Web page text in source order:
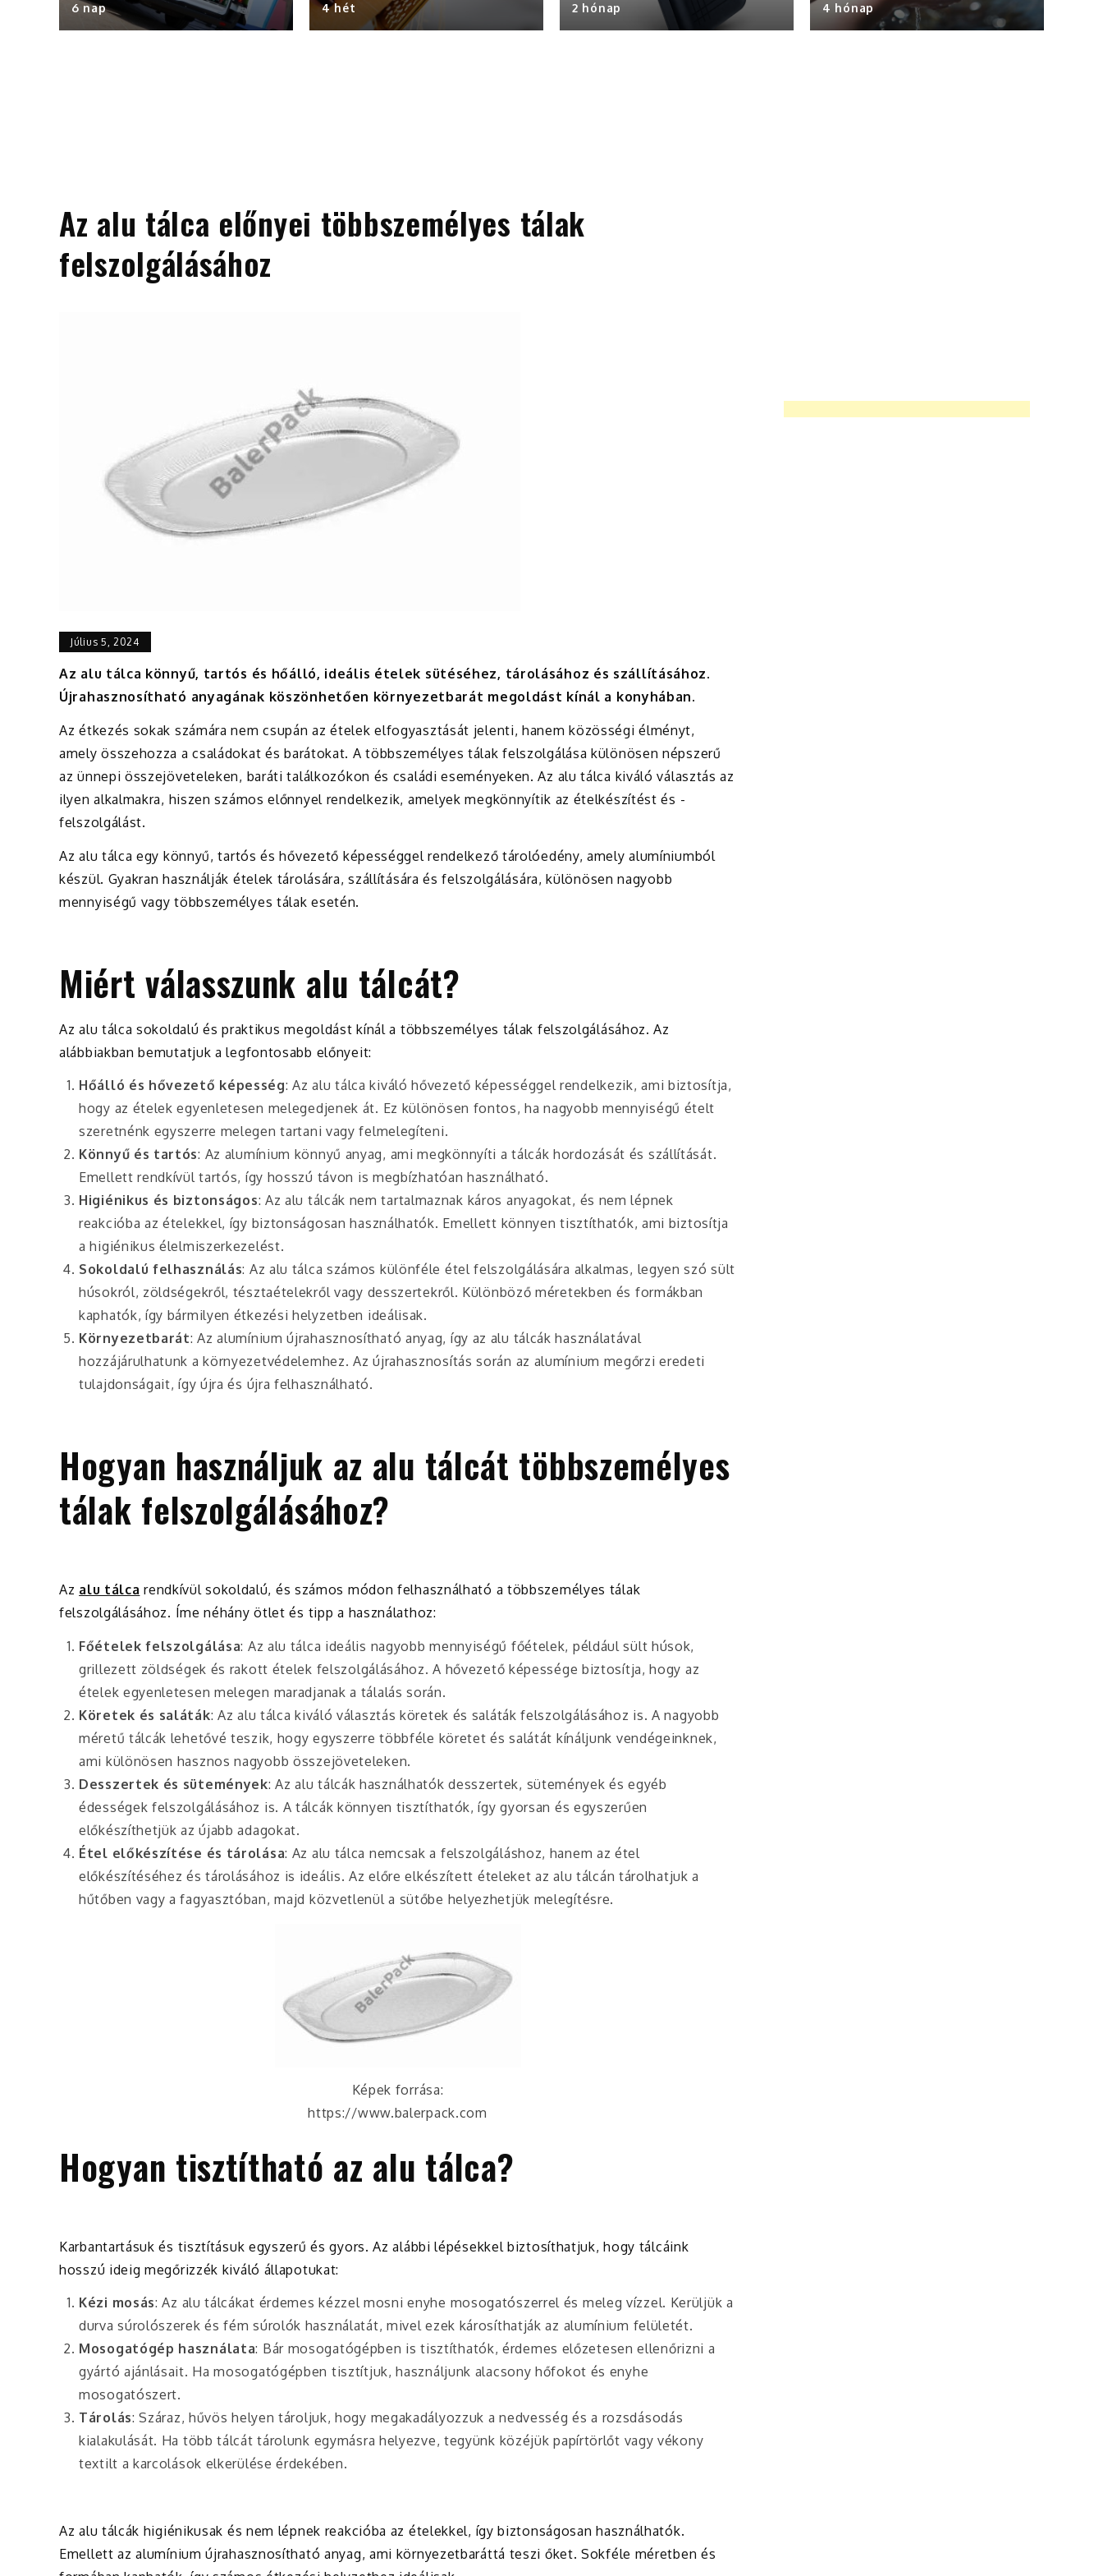
6 nap 4 hét 2 hónap 4 hónap
Az alu tálca előnyei többszemélyes tálak
felszolgálásához
Július 5, 2024
Az alu tálca könnyű, tartós és hőálló, ideális ételek sütéséhez, tárolásához és szállításához.
Újrahasznosítható anyagának köszönhetően környezetbarát megoldást kínál a konyhában.
Az étkezés sokak számára nem csupán az ételek elfogyasztását jelenti, hanem közösségi élményt,
amely összehozza a családokat és barátokat. A többszemélyes tálak felszolgálása különösen népszerű
az ünnepi összejöveteleken, baráti találkozókon és családi eseményeken. Az alu tálca kiváló választás az
ilyen alkalmakra, hiszen számos előnnyel rendelkezik, amelyek megkönnyítik az ételkészítést és -
felszolgálást.
Az alu tálca egy könnyű, tartós és hővezető képességgel rendelkező tárolóedény, amely alumíniumból
készül. Gyakran használják ételek tárolására, szállítására és felszolgálására, különösen nagyobb
mennyiségű vagy többszemélyes tálak esetén.
Miért válasszunk alu tálcát?
Az alu tálca sokoldalú és praktikus megoldást kínál a többszemélyes tálak felszolgálásához. Az
alábbiakban bemutatjuk a legfontosabb előnyeit:
Hőálló és hővezető képesség: Az alu tálca kiváló hővezető képességgel rendelkezik, ami biztosítja,
hogy az ételek egyenletesen melegedjenek át. Ez különösen fontos, ha nagyobb mennyiségű ételt
szeretnénk egyszerre melegen tartani vagy felmelegíteni.
Könnyű és tartós: Az alumínium könnyű anyag, ami megkönnyíti a tálcák hordozását és szállítását.
Emellett rendkívül tartós, így hosszú távon is megbízhatóan használható.
Higiénikus és biztonságos: Az alu tálcák nem tartalmaznak káros anyagokat, és nem lépnek
reakcióba az ételekkel, így biztonságosan használhatók. Emellett könnyen tisztíthatók, ami biztosítja
a higiénikus élelmiszerkezelést.
Sokoldalú felhasználás: Az alu tálca számos különféle étel felszolgálására alkalmas, legyen szó sült
húsokról, zöldségekről, tésztaételekről vagy desszertekről. Különböző méretekben és formákban
kaphatók, így bármilyen étkezési helyzetben ideálisak.
Környezetbarát: Az alumínium újrahasznosítható anyag, így az alu tálcák használatával
hozzájárulhatunk a környezetvédelemhez. Az újrahasznosítás során az alumínium megőrzi eredeti
tulajdonságait, így újra és újra felhasználható.
Hogyan használjuk az alu tálcát többszemélyes
tálak felszolgálásához?
Az alu tálca rendkívül sokoldalú, és számos módon felhasználható a többszemélyes tálak
felszolgálásához. Íme néhány ötlet és tipp a használathoz:
Főételek felszolgálása: Az alu tálca ideális nagyobb mennyiségű főételek, például sült húsok,
grillezett zöldségek és rakott ételek felszolgálásához. A hővezető képessége biztosítja, hogy az
ételek egyenletesen melegen maradjanak a tálalás során.
Köretek és saláták: Az alu tálca kiváló választás köretek és saláták felszolgálásához is. A nagyobb
méretű tálcák lehetővé teszik, hogy egyszerre többféle köretet és salátát kínáljunk vendégeinknek,
ami különösen hasznos nagyobb összejöveteleken.
Desszertek és sütemények: Az alu tálcák használhatók desszertek, sütemények és egyéb
édességek felszolgálásához is. A tálcák könnyen tisztíthatók, így gyorsan és egyszerűen
előkészíthetjük az újabb adagokat.
Étel előkészítése és tárolása: Az alu tálca nemcsak a felszolgáláshoz, hanem az étel
előkészítéséhez és tárolásához is ideális. Az előre elkészített ételeket az alu tálcán tárolhatjuk a
hűtőben vagy a fagyasztóban, majd közvetlenül a sütőbe helyezhetjük melegítésre.
Képek forrása:
https://www.balerpack.com
Hogyan tisztítható az alu tálca?
Karbantartásuk és tisztításuk egyszerű és gyors. Az alábbi lépésekkel biztosíthatjuk, hogy tálcáink
hosszú ideig megőrizzék kiváló állapotukat:
Kézi mosás: Az alu tálcákat érdemes kézzel mosni enyhe mosogatószerrel és meleg vízzel. Kerüljük a
durva súrolószerek és fém súrolók használatát, mivel ezek károsíthatják az alumínium felületét.
Mosogatógép használata: Bár mosogatógépben is tisztíthatók, érdemes előzetesen ellenőrizni a
gyártó ajánlásait. Ha mosogatógépben tisztítjuk, használjunk alacsony hőfokot és enyhe
mosogatószert.
Tárolás: Száraz, hűvös helyen tároljuk, hogy megakadályozzuk a nedvesség és a rozsdásodás
kialakulását. Ha több tálcát tárolunk egymásra helyezve, tegyünk közéjük papírtörlőt vagy vékony
textilt a karcolások elkerülése érdekében.
Az alu tálcák higiénikusak és nem lépnek reakcióba az ételekkel, így biztonságosan használhatók.
Emellett az alumínium újrahasznosítható anyag, ami környezetbaráttá teszi őket. Sokféle méretben és